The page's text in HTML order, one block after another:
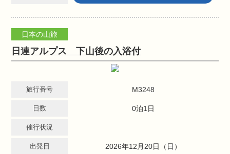
日本の山旅
日連アルプス 下山後の入浴付
旅行番号 M3248
日数 0泊1日
催行状況
出発日 2026年12月20日（日）